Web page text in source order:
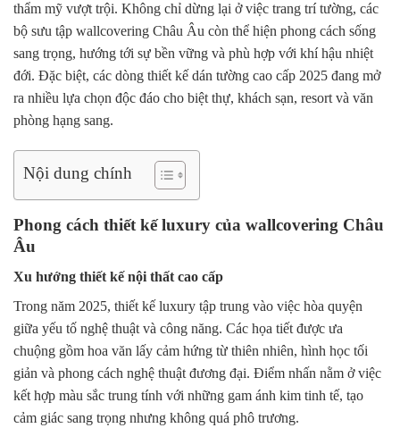
thẩm mỹ vượt trội. Không chỉ dừng lại ở việc trang trí tường, các
bộ sưu tập wallcovering Châu Âu còn thể hiện phong cách sống
sang trọng, hướng tới sự bền vững và phù hợp với khí hậu nhiệt
đới. Đặc biệt, các dòng thiết kế dán tường cao cấp 2025 đang mở
ra nhiều lựa chọn độc đáo cho biệt thự, khách sạn, resort và văn
phòng hạng sang.
Nội dung chính
Phong cách thiết kế luxury của wallcovering Châu
Âu
Xu hướng thiết kế nội thất cao cấp
Trong năm 2025, thiết kế luxury tập trung vào việc hòa quyện
giữa yếu tố nghệ thuật và công năng. Các họa tiết được ưa
chuộng gồm hoa văn lấy cảm hứng từ thiên nhiên, hình học tối
giản và phong cách nghệ thuật đương đại. Điểm nhấn nằm ở việc
kết hợp màu sắc trung tính với những gam ánh kim tinh tế, tạo
cảm giác sang trọng nhưng không quá phô trương.